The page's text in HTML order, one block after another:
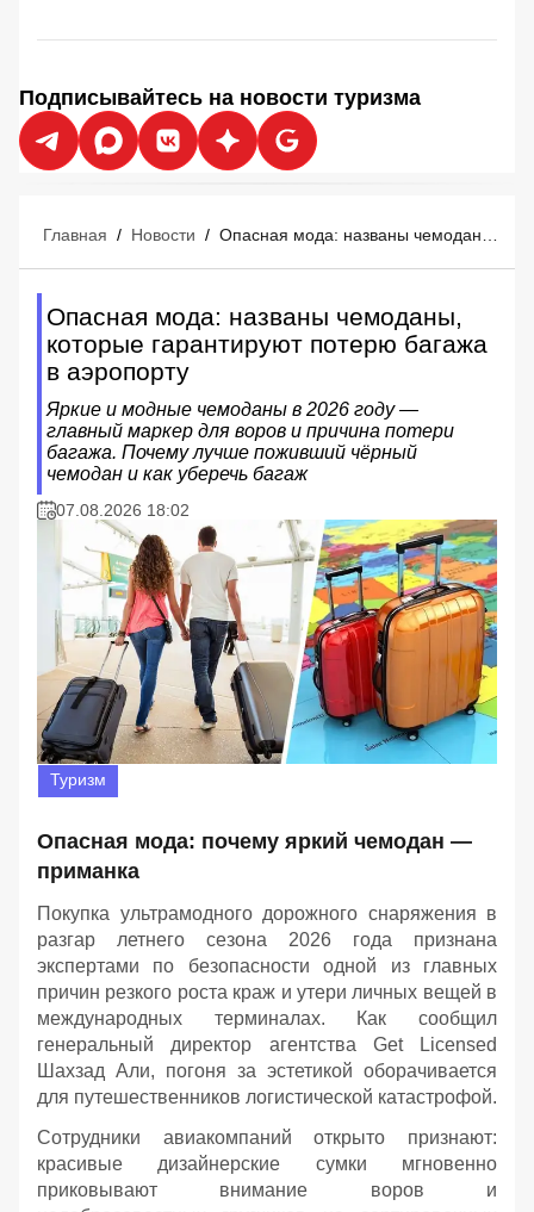
Подписывайтесь на новости туризма
Главная / Новости /
Опасная мода: названы чемоданы,
которые гарантируют потерю багажа
в аэропорту
Яркие и модные чемоданы в 2026 году —
главный маркер для воров и причина потери
багажа. Почему лучше поживший чёрный
чемодан и как уберечь багаж
07.08.2026 18:02
Туризм
Опасная мода: почему яркий чемодан —
приманка
Покупка ультрамодного дорожного снаряжения в
разгар летнего сезона 2026 года признана
экспертами по безопасности одной из главных
причин резкого роста краж и утери личных вещей в
международных терминалах. Как сообщил
генеральный директор агентства Get Licensed
Шахзад Али, погоня за эстетикой оборачивается
для путешественников логистической катастрофой.
Сотрудники авиакомпаний открыто признают:
красивые дизайнерские сумки мгновенно
приковывают внимание воров и